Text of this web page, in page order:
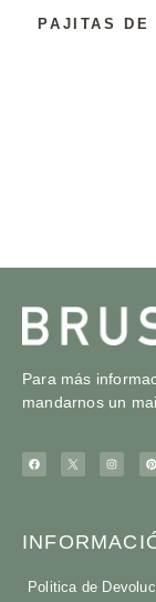
PAJITAS
Para más
mandarnos un
Politica de